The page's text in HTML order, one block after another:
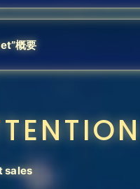
概要
sales